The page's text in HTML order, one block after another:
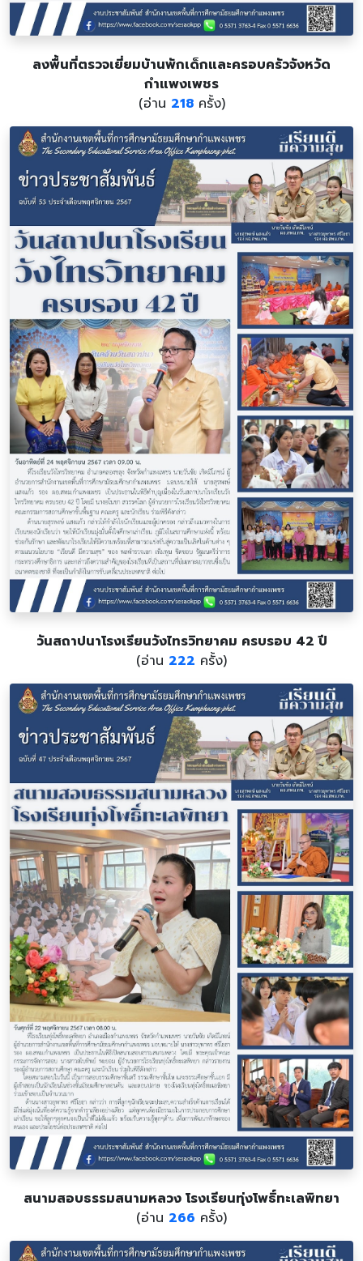
ลงพื้นที่ตรวจเยี่ยมบ้านพักเด็กและครอบครัวจังหวัด
กำแพงเพชร
(อ่าน 218ครั้ง)
วันสถาปนาโรงเรียนวังไทรวิทยาคม ครบรอบ 42 ปี
(อ่าน 222 ครั้ง)
สนามสอบธรรมสนามหลวง โรงเรียนทุ่งโพธิ์ทะเลพิทยา
(อ่าน 266 ครั้ง)